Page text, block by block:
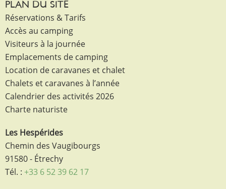
PLAN DU SITE
Réservations & Tarifs
Accès au camping
Visiteurs à la journée
Emplacements de camping
Location de caravanes et chalet
Chalets et caravanes à l’année
Calendrier des activités 2026
Charte naturiste
Les Hespérides
Chemin des Vaugibourgs
91580 - Étrechy
Tél. : +33 6 52 39 62 17